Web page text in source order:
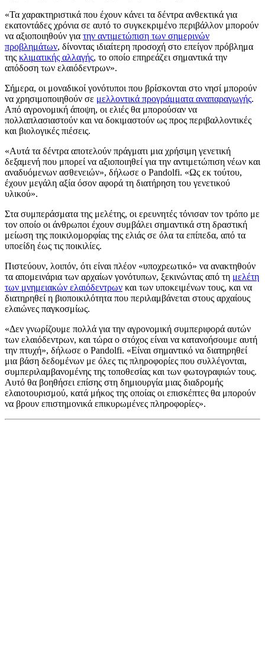
«Τα χαρακτηριστικά που έχουν κάνει τα δέντρα ανθεκτικά για
εκατοντάδες χρόνια σε αυτό το συγκεκριμένο περιβάλλον μπορούν
να αξιοποιηθούν για την αντιμετώπιση των σημερινών
προβλημάτων, δίνοντας ιδιαίτερη προσοχή στο επείγον πρόβλημα
της κλιματικής αλλαγής, το οποίο επηρεάζει σημαντικά την
απόδοση των ελαιόδεντρων».
Σήμερα, οι μοναδικοί γονότυποι που βρίσκονται στο νησί μπορούν
να χρησιμοποιηθούν σε μελλοντικά προγράμματα αναπαραγωγής.
Από αγρονομική άποψη, οι ελιές θα μπορούσαν να
πολλαπλασιαστούν και να δοκιμαστούν ως προς περιβαλλοντικές
και βιολογικές πιέσεις.
«Αυτά τα δέντρα αποτελούν πράγματι μια χρήσιμη γενετική
δεξαμενή που μπορεί να αξιοποιηθεί για την αντιμετώπιση νέων και
αναδυόμενων ασθενειών», δήλωσε ο Pandolfi. «Ως εκ τούτου,
έχουν μεγάλη αξία όσον αφορά τη διατήρηση του γενετικού
υλικού».
Στα συμπεράσματα της μελέτης, οι ερευνητές τόνισαν τον τρόπο με
τον οποίο οι άνθρωποι έχουν συμβάλει σημαντικά στη δραστική
μείωση της ποικιλομορφίας της ελιάς σε όλα τα επίπεδα, από τα
υποείδη έως τις ποικιλίες.
Πιστεύουν, λοιπόν, ότι είναι πλέον «υποχρεωτικό» να ανακτηθούν
τα απομεινάρια των αρχαίων γονότυπων, ξεκινώντας από τη μελέτη
των μνημειακών ελαιόδεντρων και των υποκειμένων τους, και να
διατηρηθεί η βιοποικιλότητα που περιλαμβάνεται στους αρχαίους
ελαιώνες παγκοσμίως.
«Δεν γνωρίζουμε πολλά για την αγρονομική συμπεριφορά αυτών
των ελαιόδεντρων, και τώρα ο στόχος είναι να κατανοήσουμε αυτή
την πτυχή», δήλωσε ο Pandolfi. «Είναι σημαντικό να διατηρηθεί
μια βάση δεδομένων με όλες τις πληροφορίες που συλλέγονται,
συμπεριλαμβανομένης της τοποθεσίας και των φωτογραφιών τους.
Αυτό θα βοηθήσει επίσης στη δημιουργία μιας διαδρομής
ελαιοτουρισμού, κατά μήκος της οποίας οι επισκέπτες θα μπορούν
να βρουν επιστημονικά επικυρωμένες πληροφορίες».